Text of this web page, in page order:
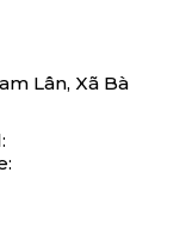
Lân, Xã Bà